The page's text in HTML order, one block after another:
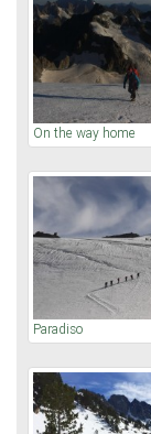
On the way home
Paradiso